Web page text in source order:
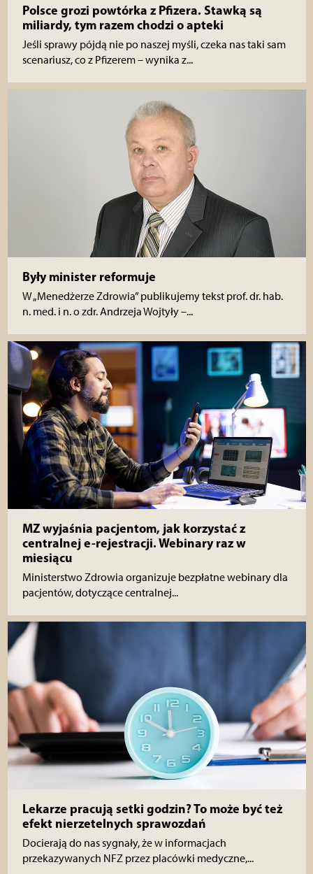
Polsce grozi powtórka z Pfizera. Stawką są
miliardy, tym razem chodzi o apteki
Jeśli sprawy pójdą nie po naszej myśli, czeka nas taki sam
scenariusz, co z Pfizerem – wynika z...
Były minister reformuje
W „Menedżerze Zdrowia” publikujemy tekst prof. dr. hab.
n. med. i n. o zdr. Andrzeja Wojtyły –...
MZ wyjaśnia pacjentom, jak korzystać z
centralnej e-rejestracji. Webinary raz w
miesiącu
Ministerstwo Zdrowia organizuje bezpłatne webinary dla
pacjentów, dotyczące centralnej...
Lekarze pracują setki godzin? To może być też
efekt nierzetelnych sprawozdań
Docierają do nas sygnały, że w informacjach
przekazywanych NFZ przez placówki medyczne,...